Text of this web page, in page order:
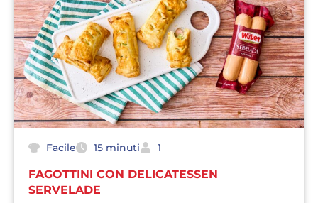
Facile 15 minuti 1
FAGOTTINI CON DELICATESSEN
SERVELADE